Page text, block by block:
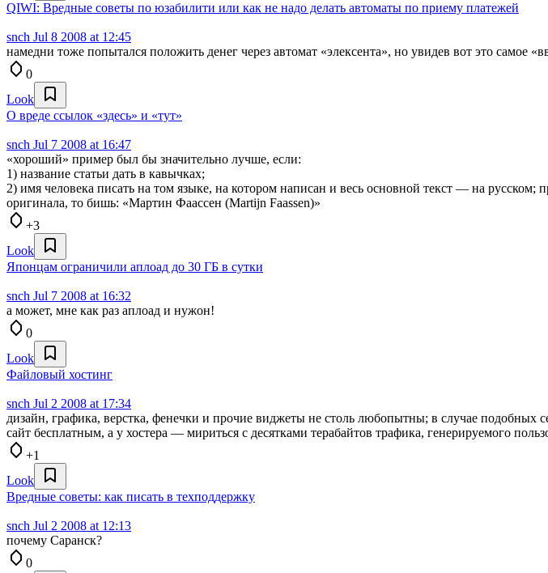
QIWI: Вредные советы по юзабилити или как не надо делать автоматы по приему платежей
snch Jul 8 2008 at 12:45
намедни тоже попытался положить денег через автомат «элексента», но увидев вот это самое
0
Look
О вреде ссылок «здесь» и «тут»
snch Jul 7 2008 at 16:47
«хороший» пример был бы значительно лучше, если:
1) название статьи дать в кавычках;
2) имя человека писать на том языке, на котором написан и весь основной текст — на
оригинала, то бишь: «Мартин Фаассен (Martijn Faassen)»
+3
Look
Японцам ограничили аплоад до 30 ГБ в сутки
snch Jul 7 2008 at 16:32
а может, мне как раз аплоад и нужон!
0
Look
Файловый хостинг
snch Jul 2 2008 at 17:34
дизайн, графика, верстка, фенечки и прочие виджеты не столь любопытны; в случае подобных
сайт бесплатным, а у хостера — мириться с десятками терабайтов трафика, генерируемого
+1
Look
Вредные советы: как писать в техподдержку
snch Jul 2 2008 at 12:13
почему Саранск?
0